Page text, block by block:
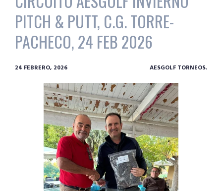
PITCH & PUTT, C.G. TORRE-
PACHECO, 24 FEB 2026
24 FEBRERO, 2026 AESGOLF TORNEOS.